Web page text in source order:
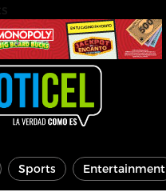
Sports Entertainment